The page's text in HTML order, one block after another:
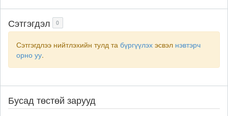
Сэтгэгдэл 0
Сэтгэгдлээ нийтлэхийн тулд та бүргүүлэх эсвэл нэвтэрч
орно уу.
Бусад төстөй зарууд